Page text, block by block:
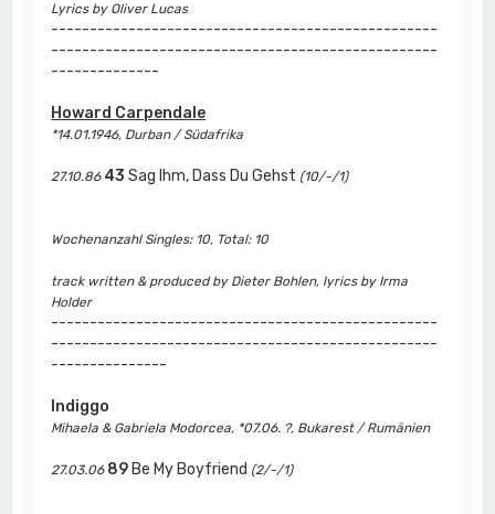
Lyrics by Oliver Lucas
--------------------------------------------------
--------------------------------------------------
--------------
Howard Carpendale
*14.01.1946, Durban / Südafrika
27.10.86 43 Sag Ihm, Dass Du Gehst (10/-/1)
Wochenanzahl Singles: 10, Total: 10
track written & produced by Dieter Bohlen, lyrics by Irma
Holder
--------------------------------------------------
--------------------------------------------------
---------------
Indiggo
Mihaela & Gabriela Modorcea, *07.06. ?, Bukarest / Rumänien
27.03.06 89 Be My Boyfriend (2/-/1)